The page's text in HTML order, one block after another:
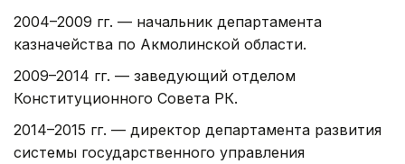
2004–2009 гг. — начальник департамента
казначейства по Акмолинской области.
2009–2014 гг. — заведующий отделом
Конституционного Совета РК.
2014–2015 гг. — директор департамента развития
системы государственного управления